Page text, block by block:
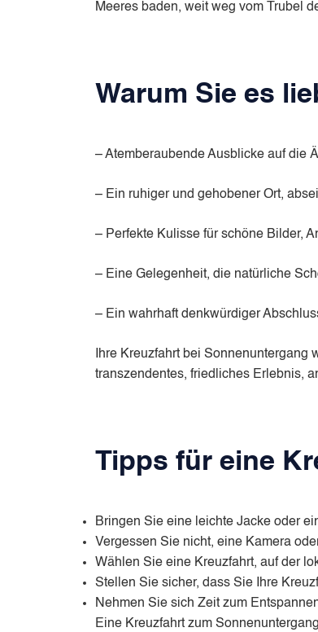
Meeres baden, weit weg vom Trubel
Warum Sie es
– Atemberaubende Ausblicke auf die
– Ein ruhiger und gehobener Ort,
– Perfekte Kulisse für schöne Bilder,
– Eine Gelegenheit, die natürliche
– Ein wahrhaft denkwürdiger
Ihre Kreuzfahrt bei Sonnenuntergang
transzendentes, friedliches Erlebnis,
Tipps für eine
Bringen Sie eine leichte Jacke oder
Vergessen Sie nicht, eine Kamera
Wählen Sie eine Kreuzfahrt, auf der
Stellen Sie sicher, dass Sie Ihre
Nehmen Sie sich Zeit zum
Eine Kreuzfahrt zum